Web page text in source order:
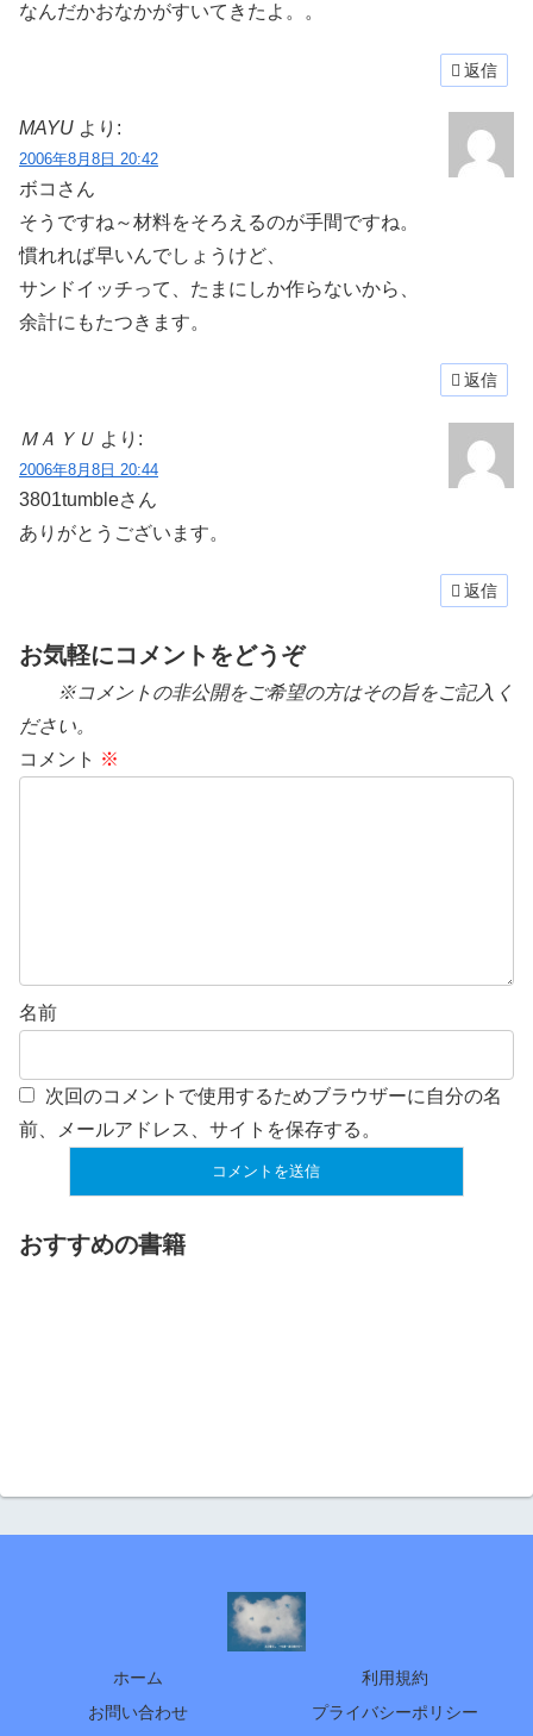
なんだかおなかがすいてきたよ。。
返信
MAYU より:
2006年8月8日 20:42
ボコさん
そうですね～材料をそろえるのが手間ですね。
慣れれば早いんでしょうけど、
サンドイッチって、たまにしか作らないから、
余計にもたつきます。
返信
ＭＡＹＵ より:
2006年8月8日 20:44
3801tumbleさん
ありがとうございます。
返信
お気軽にコメントをどうぞ
※コメントの非公開をご希望の方はその旨をご記入く
ださい。
コメント ※
名前
次回のコメントで使用するためブラウザーに自分の名
前、メールアドレス、サイトを保存する。
おすすめの書籍
ホーム
利用規約
お問い合わせ
プライバシーポリシー